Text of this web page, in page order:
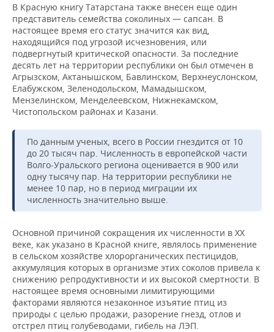
В Красную книгу Татарстана также внесен еще один
представитель семейства соколиных — сапсан. В
настоящее время его статус значится как вид,
находящийся под угрозой исчезновения, или
подвергнутый критической опасности. За последние
десять лет на территории республики он был отмечен в
Агрызском, Актанышском, Бавлинском, Верхнеуслонском,
Елабужском, Зеленодольском, Мамадышском,
Мензелинском, Менделеевском, Нижнекамском,
Чистопольском районах и Казани.
По данным ученых, всего в России гнездится от 10
до 20 тысяч пар. Численность в европейской части
Волго-Уральского региона оценивается в 900 или
одну тысячу пар. На территории республики не
менее 10 пар, но в период миграции их
численность значительно выше.
Основной причиной сокращения их численности в XX
веке, как указано в Красной книге, являлось применение
в сельском хозяйстве хлорорганических пестицидов,
аккумуляция которых в организме этих соколов привела к
снижению репродуктивности и их высокой смертности. В
настоящее время основными лимитирующими
факторами являются незаконное изъятие птиц из
природы с целью продажи, разорение гнезд, отлов и
отстрел птиц голубеводами, гибель на ЛЭП.